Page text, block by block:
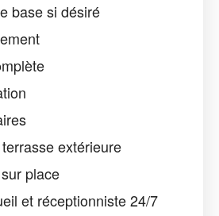
base si désiré
extérieure
place
et réceptionniste 24/7